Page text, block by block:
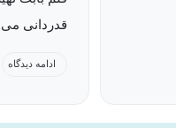
قدردانی می
ادامه دیدگاه